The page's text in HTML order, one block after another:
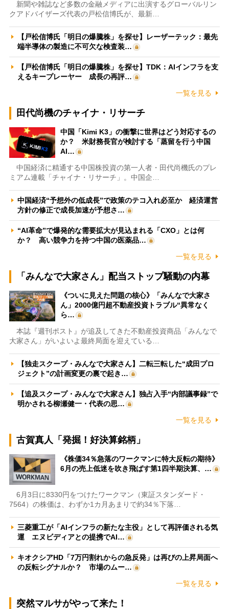
新聞や雑誌など多数の金融メディアに出演するグローバルリン
クアドバイザーズ代表の戸松信博氏が、最新…
【戸松信博氏「明日の爆騰株」を探せ】レーザーテック：最先
端半導体の製造に不可欠な検査装…
【戸松信博氏「明日の爆騰株」を探せ】TDK：AIインフラを支
えるキープレーヤー 成長の再評…
一覧を見る
田代尚機のチャイナ・リサーチ
中国「Kimi K3」の衝撃に世界はどう対応するの
か？ 米財務長官が検討する「蒸留を行う中国
AI…
中国経済に精通する中国株投資の第一人者・田代尚機氏のプレ
ミアム連載「チャイナ・リサーチ」。中国企…
中国経済“予想外の低成長”で政策のテコ入れ必至か 経済運営
方針の修正で成長加速が予想さ…
“AI革命”で爆発的な需要拡大が見込まれる「CXO」とは何
か？ 高い競争力を持つ中国の医薬品…
一覧を見る
「みんなで大家さん」配当ストップ騒動の内幕
《ついに見えた問題の核心》「みんなで大家さ
ん」2000億円超不動産投資トラブル“異常なく
ら…
本誌『週刊ポスト』が追及してきた不動産投資商品「みんなで
大家さん」がいよいよ最終局面を迎えている…
【独走スクープ・みんなで大家さん】二転三転した“成田プロ
ジェクト”の計画変更の裏で起き…
【追及スクープ・みんなで大家さん】独占入手“内部議事録”で
明かされる柳瀬健一・代表の思…
一覧を見る
古賀真人「発掘！好決算銘柄」
《株価34％急落のワークマンに特大反転の期待》
6月の売上低迷を吹き飛ばす第1四半期決算、…
6月3日に8330円をつけたワークマン（東証スタンダード・
7564）の株価は、わずか1カ月あまりで約34％下落…
三菱重工が「AIインフラの新たな主役」として再評価される気
運 エヌビディアとの提携でAI…
キオクシアHD「7万円割れからの急反発」は再びの上昇局面へ
の反転シグナルか？ 市場のムー…
一覧を見る
突然マルサがやって来た！